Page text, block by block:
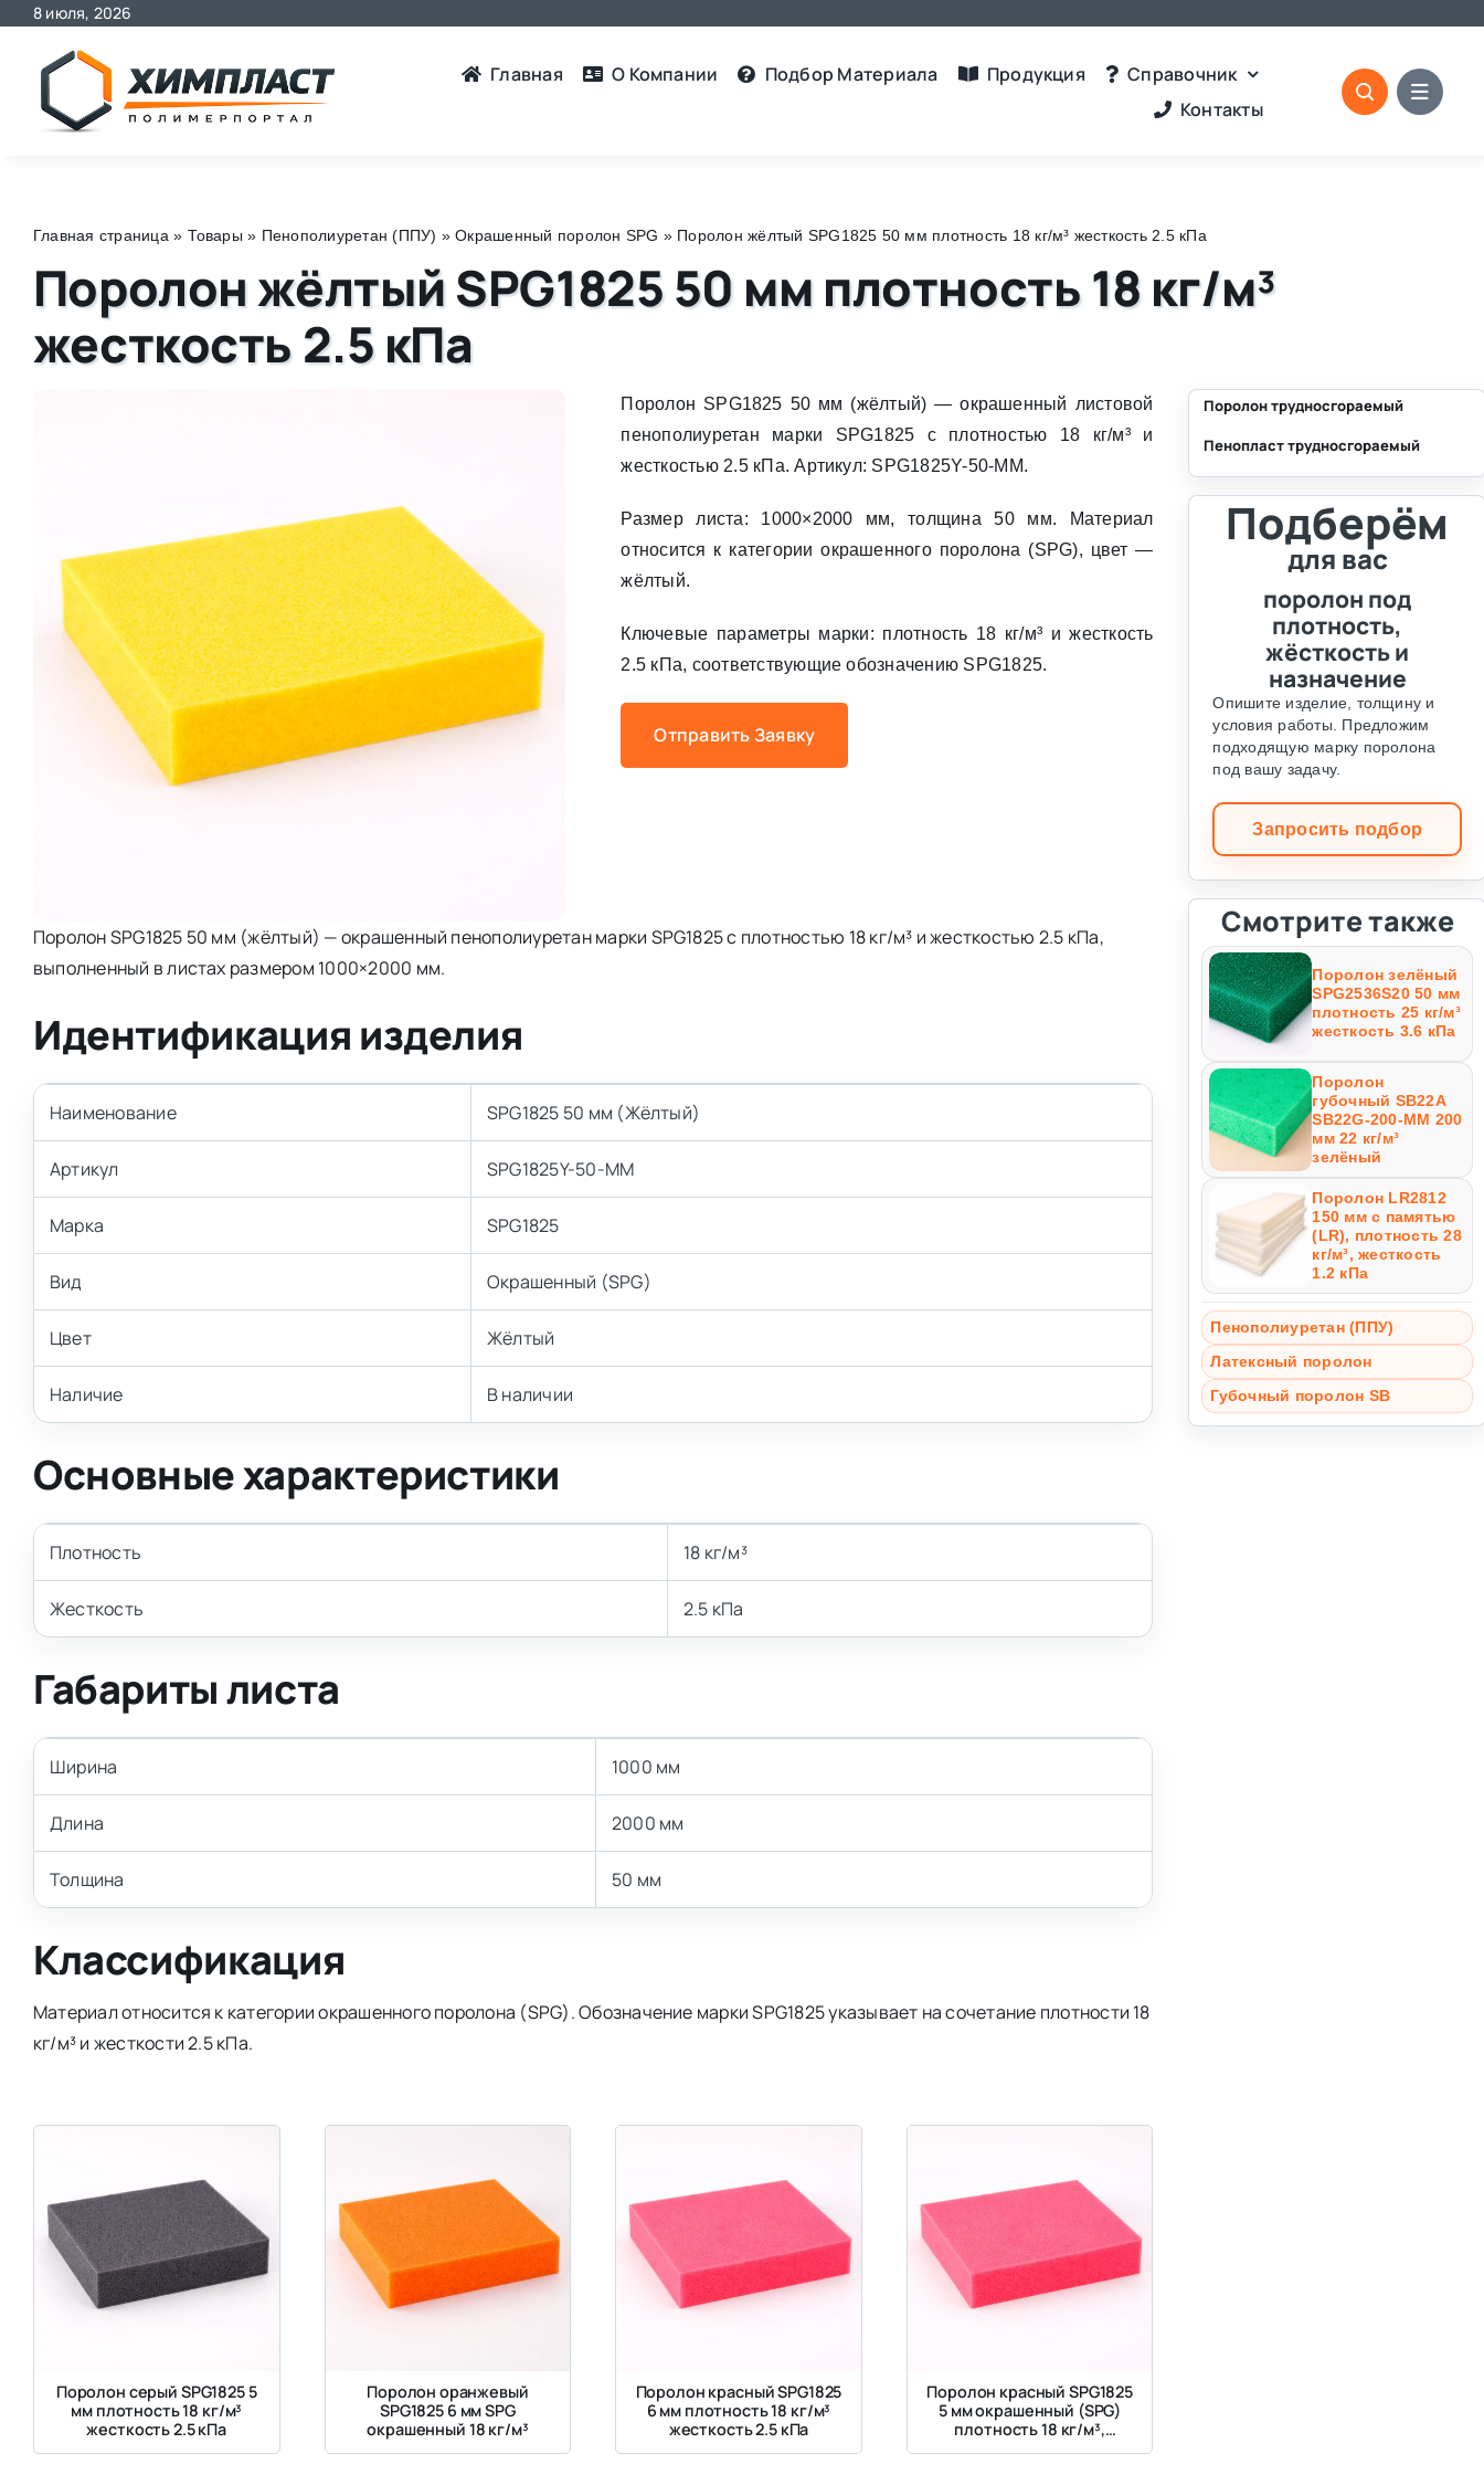
Skip
content
8 июля, 2026
Главная О Компании Подбор Материалa Продукция
Справочник
Контакты
Главная страница » Товары » Пенополиуретан (ППУ) »Окрашенный поролон SPG » Поролон жёлтый SPG1825 50 мм плотность 18 кг/м³ жесткость 2.5 кПа
Поролон жёлтый SPG1825 50 мм плотность 18 кг/м³
жесткость 2.5 кПа
Поролон SPG1825 50 мм (жёлтый) — окрашенный листовой
пенополиуретан марки SPG1825 с плотностью 18 кг/м³ и
жесткостью 2.5 кПа. Артикул: SPG1825Y-50-MM.
Размер листа: 1000×2000 мм, толщина 50 мм. Материал
относится к категории окрашенного поролона (SPG), цвет —
жёлтый.
Ключевые параметры марки: плотность 18 кг/м³ и жесткость
2.5 кПа, соответствующие обозначению SPG1825.
Отправить Заявку
Поролон SPG1825 50 мм (жёлтый) — окрашенный пенополиуретан марки SPG1825 с плотностью 18 кг/м³ и жесткостью 2.5 кПа,
выполненный в листах размером 1000×2000 мм.
Идентификация изделия
Наименование SPG1825 50 мм (Жёлтый)
Артикул SPG1825Y-50-MM
Марка SPG1825
Вид Окрашенный (SPG)
Цвет Жёлтый
Наличие В наличии
Основные характеристики
Плотность 18 кг/м³
Жесткость 2.5 кПа
Габариты листа
Ширина 1000 мм
Длина 2000 мм
Толщина 50 мм
Классификация
Материал относится к категории окрашенного поролона (SPG). Обозначение марки SPG1825 указывает на сочетание плотности 18
кг/м³ и жесткости 2.5 кПа.
Поролон серый SPG1825 5
мм плотность 18 кг/м³
жесткость 2.5 кПа
Поролон оранжевый
SPG1825 6 мм SPG
окрашенный 18 кг/м³
Поролон красный SPG1825
6 мм плотность 18 кг/м³
жесткость 2.5 кПа
Поролон красный SPG1825
5 мм окрашенный (SPG)
плотность 18 кг/м³,
жесткость 2.5 кПа
Поролон трудносгораемый
Пенопласт трудносгораемый
Подберём
для вас
поролон под
плотность,
жёсткость и
назначение
Опишите изделие, толщину и
условия работы. Предложим
подходящую марку поролона
под вашу задачу.
Запросить подбор
Смотрите также
Поролон зелёный
SPG2536S20 50 мм
плотность 25 кг/м³
жесткость 3.6 кПа
Поролон
губочный SB22A
SB22G-200-MM 200
мм 22 кг/м³
зелёный
Поролон LR2812
150 мм с памятью
(LR), плотность 28
кг/м³, жесткость
1.2 кПа
Пенополиуретан (ППУ)
Латексный поролон
Губочный поролон SB